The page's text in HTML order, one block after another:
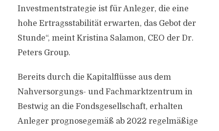
Investmentstrategie ist für Anleger, die eine
hohe Ertragsstabilität erwarten, das Gebot der
Stunde“, meint Kristina Salamon, CEO der Dr.
Peters Group.
Bereits durch die Kapitalflüsse aus dem
Nahversorgungs- und Fachmarktzentrum in
Bestwig an die Fondsgesellschaft, erhalten
Anleger prognosegemäß ab 2022 regelmäßige